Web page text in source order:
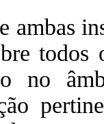
ambas
todos
no